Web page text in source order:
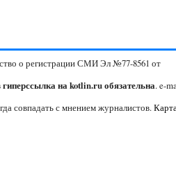
о регистрации СМИ Эл №77-8561 от
гиперссылка на kotlin.ru обязательна. e-
совпадать с мнением журналистов.